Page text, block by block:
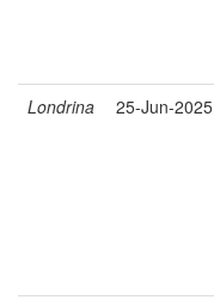
Londrina 25-Jun-2025